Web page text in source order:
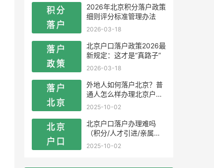
2026年北京积分落户政策
细则评分标准管理办法
2026-03-18
北京户口落户政策2026最
新规定：这才是“真路子”
2026-03-18
外地人如何落户北京？普
通人怎么样办理北京户
口？
2025-10-02
北京户口落户办理难吗
（积分/人才引进/亲属投
靠）
2025-10-02